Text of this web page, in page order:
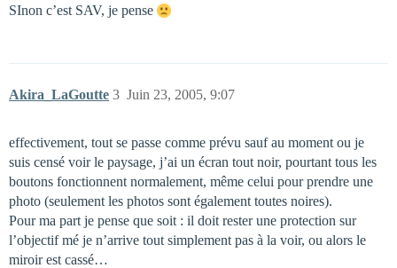
SInon c’est SAV, je pense
Akira_LaGoutte Juin 23, 2005, 9:07
3
effectivement, tout se passe comme prévu sauf au moment ou je
suis censé voir le paysage, j’ai un écran tout noir, pourtant tous les
boutons fonctionnent normalement, même celui pour prendre une
photo (seulement les photos sont également toutes noires).
Pour ma part je pense que soit : il doit rester une protection sur
l’objectif mé je n’arrive tout simplement pas à la voir, ou alors le
miroir est cassé…